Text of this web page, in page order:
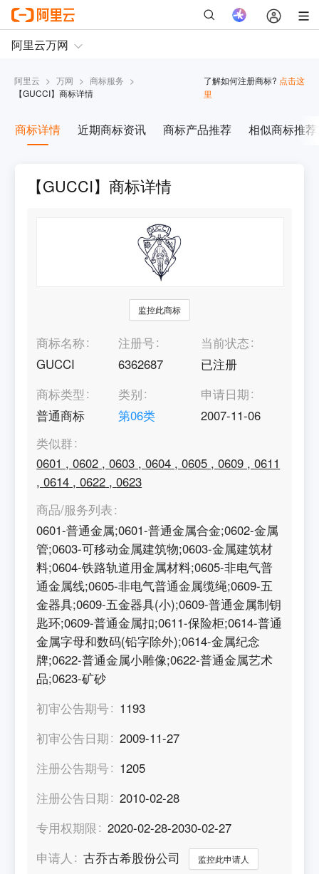
阿里云 > 万网 > 商标服务 >
【GUCCI】商标详情
了解如何注册商标? 点击这
里
商标详情 近期商标资讯 商标产品推荐 相似商标推荐
【GUCCI】商标详情
监控此商标
商标名称
GUCCI
注册号
6362687
当前状态
已注册
商标类型
普通商标
类别
第06类
申请日期
2007-11-06
类似群
0601 ,0602 ,0603 ,0604 ,0605 ,0609 ,0611
,0614 ,0622 ,0623
商品/服务列表
0601-普通金属;0601-普通金属合金;0602-金属
管;0603-可移动金属建筑物;0603-金属建筑材
料;0604-铁路轨道用金属材料;0605-非电气普
通金属线;0605-非电气普通金属缆绳;0609-五
金器具;0609-五金器具(小);0609-普通金属制钥
匙环;0609-普通金属扣;0611-保险柜;0614-普通
金属字母和数码(铅字除外);0614-金属纪念
牌;0622-普通金属小雕像;0622-普通金属艺术
品;0623-矿砂
初审公告期号
1193
初审公告日期
2009-11-27
注册公告期号
1205
注册公告日期
2010-02-28
专用权期限
2020-02-28-2030-02-27
申请人
古乔古希股份公司 监控此申请人